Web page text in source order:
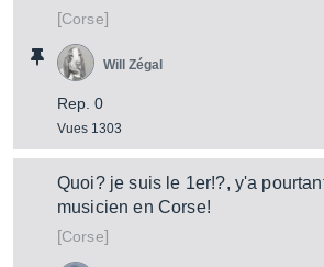
[Corse]
Rep. 0
Vues 1303
Will Zégal
Quoi? je suis le 1er!?, y'a
musicien en Corse!
[Corse]